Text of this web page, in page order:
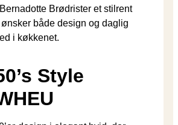
Brødrister et stilrent
både design og daglig
i køkkenet.
Style